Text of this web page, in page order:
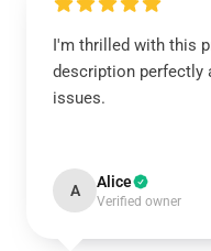
I'm thrilled with this
description perfectly
issues.
A Alice
Verified owner